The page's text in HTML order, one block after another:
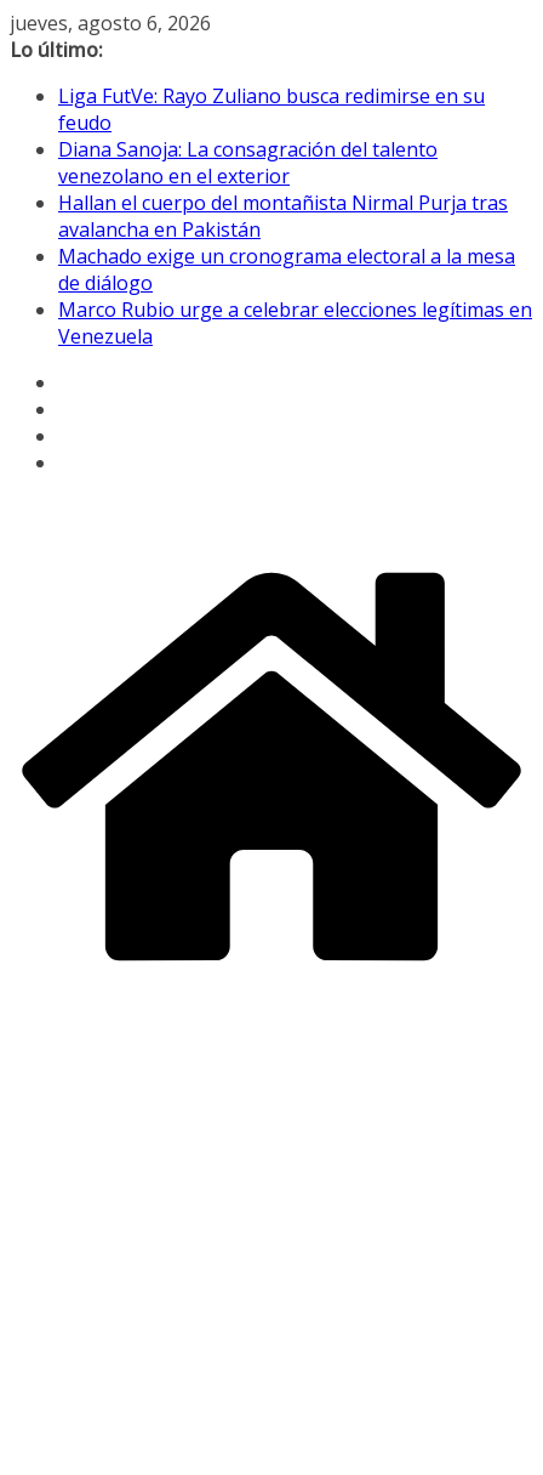
Saltar
al
jueves, agosto 6, 2026
Lo último:
Liga FutVe: Rayo Zuliano busca redimirse en su
feudo
Diana Sanoja: La consagración del talento
venezolano en el exterior
Hallan el cuerpo del montañista Nirmal Purja tras
avalancha en Pakistán
Machado exige un cronograma electoral a la mesa
de diálogo
Marco Rubio urge a celebrar elecciones legítimas en
Venezuela